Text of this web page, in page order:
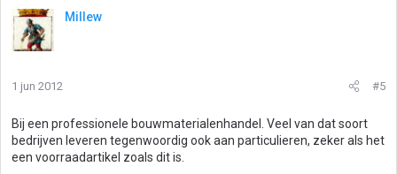
Millew
1 jun 2012 #5
Bij een professionele bouwmaterialenhandel. Veel van dat soort
bedrijven leveren tegenwoordig ook aan particulieren, zeker als het
een voorraadartikel zoals dit is.